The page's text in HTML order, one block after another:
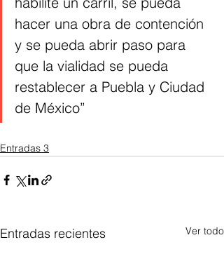
hacer una obra de contención
y se pueda abrir paso para
que la vialidad se pueda
restablecer a Puebla y Ciudad
de México”
Entradas 3
Entradas recientes Ver todo